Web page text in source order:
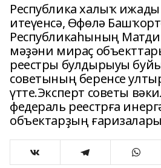
Республика халыҡ ижады
итеүенсә, Өфөлә
Республикаһының Матди
мәҙәни мираҫ
реестры булдырыуы
советының беренсе
үтте.Эксперт советы
федераль реестрға
объектарҙың